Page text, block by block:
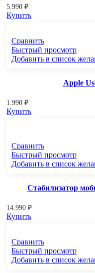
5.990 ₽
Купить
Сравнить
Быстрый просмотр
Добавить в список
Apple
1.990 ₽
Купить
Сравнить
Быстрый просмотр
Добавить в список
Стабилизатор
14.990 ₽
Купить
Сравнить
Быстрый просмотр
Добавить в список